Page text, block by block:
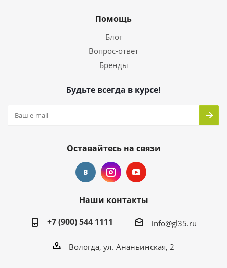
Помощь
Блог
Вопрос-ответ
Бренды
Будьте всегда в курсе!
Оставайтесь на связи
Наши контакты
+7 (900) 544 1111
info@gl35.ru
Вологда, ул. Ананьинская, 2